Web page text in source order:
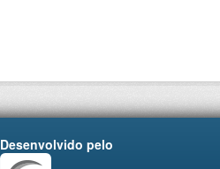
Desenvolvido pelo